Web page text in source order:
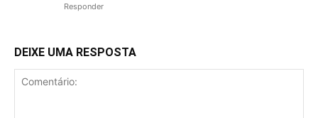
Responder
DEIXE UMA RESPOSTA